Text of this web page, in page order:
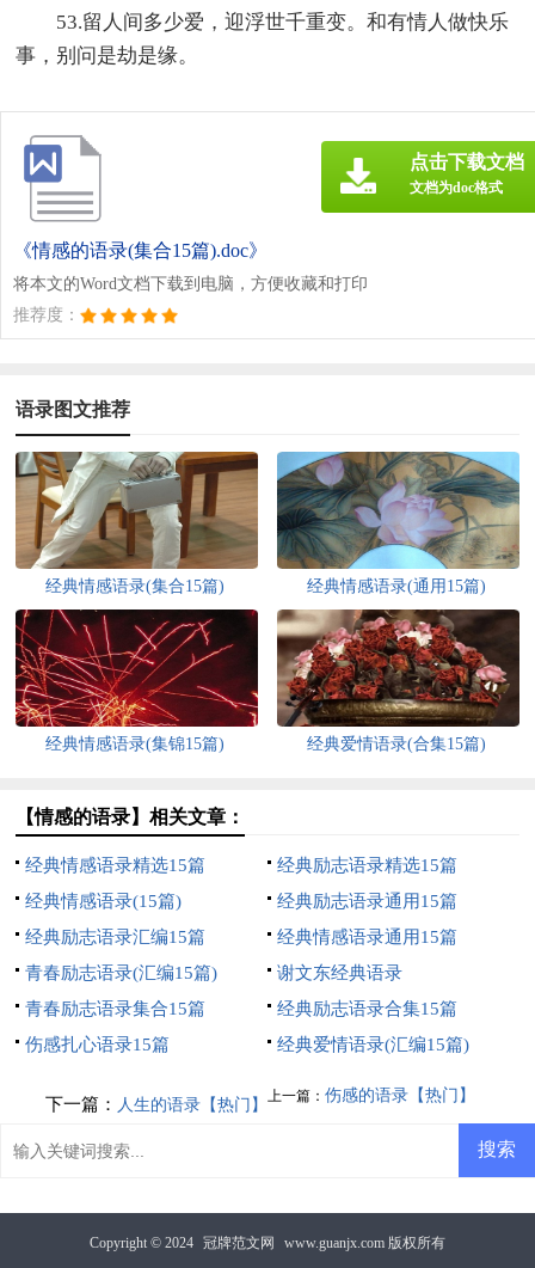
53.留人间多少爱，迎浮世千重变。和有情人做快乐
事，别问是劫是缘。
《情感的语录(集合15篇).doc》
将本文的Word文档下载到电脑，方便收藏和打印
推荐度：
点击下载文档
文档为doc格式
语录图文推荐
经典情感语录(集合15篇) 经典情感语录(通用15篇)
经典情感语录(集锦15篇) 经典爱情语录(合集15篇)
【情感的语录】相关文章：
经典情感语录精选15篇
经典励志语录精选15篇
经典情感语录(15篇)
经典励志语录通用15篇
经典励志语录汇编15篇
经典情感语录通用15篇
青春励志语录(汇编15篇)
谢文东经典语录
青春励志语录集合15篇
经典励志语录合集15篇
伤感扎心语录15篇
经典爱情语录(汇编15篇)
上一篇： 伤感的语录【热门】
下一篇： 人生的语录【热门】
Copyright © 2024 冠牌范文网 www.guanjx.com 版权所有